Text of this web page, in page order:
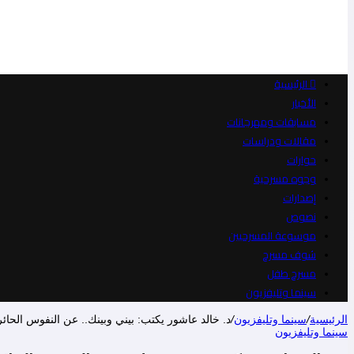
الرئيسية
الأخبار
مسابقات ومهرجانات
مقالات ودراسات
حوارات
وجوه مسرحية
إصدارات
نصوص
موسوعة المسرحيين
شوف مسرح
مسرح طفل
سينما وتليفزيون
الرئيسية/سينما وتليفزيون/د. خالد عاشور يكتب: بيني وبينك.. عن النفوس
سينما وتليفزيون